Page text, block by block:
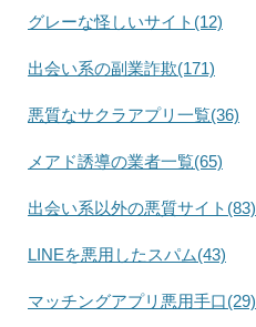
グレーな怪しいサイト(12)
出会い系の副業詐欺(171)
悪質なサクラアプリ一覧(36)
メアド誘導の業者一覧(65)
出会い系以外の悪質サイト(83)
LINEを悪用したスパム(43)
マッチングアプリ悪用手口(29)